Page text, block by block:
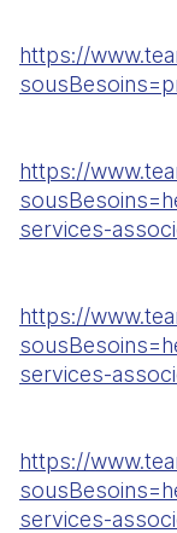
https://
https://
services-
https://
services-
https://
services-